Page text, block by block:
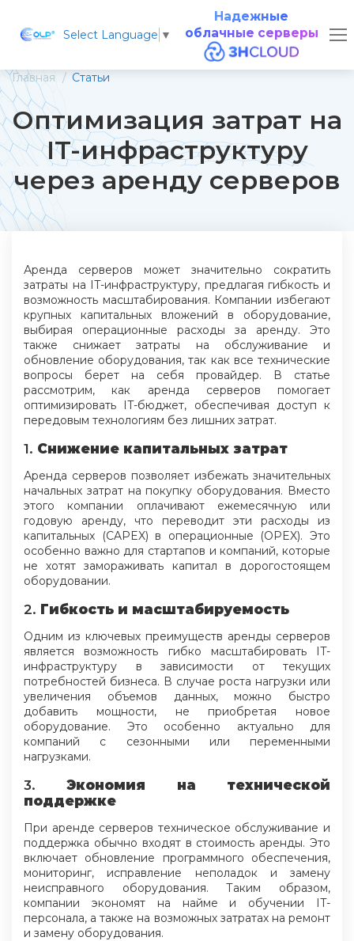
Select Language ▼
Надежные
облачные серверы
Главная Статьи
Оптимизация затрат на
IT-инфраструктуру
через аренду серверов
Аренда серверов может значительно сократить
затраты на IT-инфраструктуру, предлагая гибкость и
возможность масштабирования. Компании избегают
крупных капитальных вложений в оборудование,
выбирая операционные расходы за аренду. Это
также снижает затраты на обслуживание и
обновление оборудования, так как все технические
вопросы берет на себя провайдер. В статье
рассмотрим, как аренда серверов помогает
оптимизировать IT-бюджет, обеспечивая доступ к
передовым технологиям без лишних затрат.
1. Снижение капитальных затрат
Аренда серверов позволяет избежать значительных
начальных затрат на покупку оборудования. Вместо
этого компании оплачивают ежемесячную или
годовую аренду, что переводит эти расходы из
капитальных (CAPEX) в операционные (OPEX). Это
особенно важно для стартапов и компаний, которые
не хотят замораживать капитал в дорогостоящем
оборудовании.
2. Гибкость и масштабируемость
Одним из ключевых преимуществ аренды серверов
является возможность гибко масштабировать IT-
инфраструктуру в зависимости от текущих
потребностей бизнеса. В случае роста нагрузки или
увеличения объемов данных, можно быстро
добавить мощности, не приобретая новое
оборудование. Это особенно актуально для
компаний с сезонными или переменными
нагрузками.
3.Экономия на технической
поддержке
При аренде серверов техническое обслуживание и
поддержка обычно входят в стоимость аренды. Это
включает обновление программного обеспечения,
мониторинг, исправление неполадок и замену
неисправного оборудования. Таким образом,
компании экономят на найме и обучении IT-
персонала, а также на возможных затратах на ремонт
и замену оборудования.